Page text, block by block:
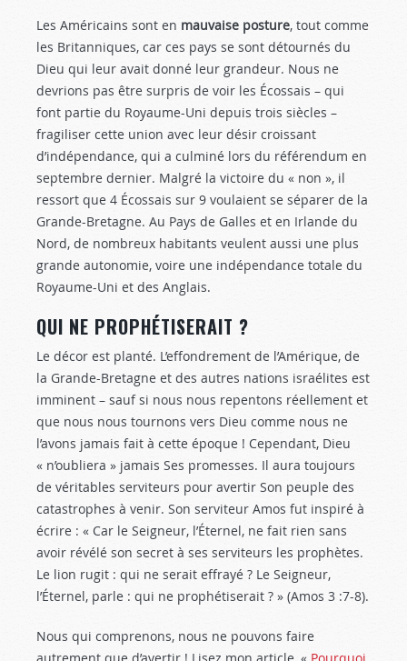
Les Américains sont en mauvaise posture, tout comme
les Britanniques, car ces pays se sont détournés du
Dieu qui leur avait donné leur grandeur. Nous ne
devrions pas être surpris de voir les Écossais – qui
font partie du Royaume-Uni depuis trois siècles –
fragiliser cette union avec leur désir croissant
d’indépendance, qui a culminé lors du référendum en
septembre dernier. Malgré la victoire du « non », il
ressort que 4 Écossais sur 9 voulaient se séparer de la
Grande-Bretagne. Au Pays de Galles et en Irlande du
Nord, de nombreux habitants veulent aussi une plus
grande autonomie, voire une indépendance totale du
Royaume-Uni et des Anglais.
QUI NE PROPHÉTISERAIT ?
Le décor est planté. L’effondrement de l’Amérique, de
la Grande-Bretagne et des autres nations israélites est
imminent – sauf si nous nous repentons réellement et
que nous nous tournons vers Dieu comme nous ne
l’avons jamais fait à cette époque ! Cependant, Dieu
« n’oubliera » jamais Ses promesses. Il aura toujours
de véritables serviteurs pour avertir Son peuple des
catastrophes à venir. Son serviteur Amos fut inspiré à
écrire : « Car le Seigneur, l’Éternel, ne fait rien sans
avoir révélé son secret à ses serviteurs les prophètes.
Le lion rugit : qui ne serait effrayé ? Le Seigneur,
l’Éternel, parle : qui ne prophétiserait ? » (Amos 3 :7-8).
Nous qui comprenons, nous ne pouvons faire